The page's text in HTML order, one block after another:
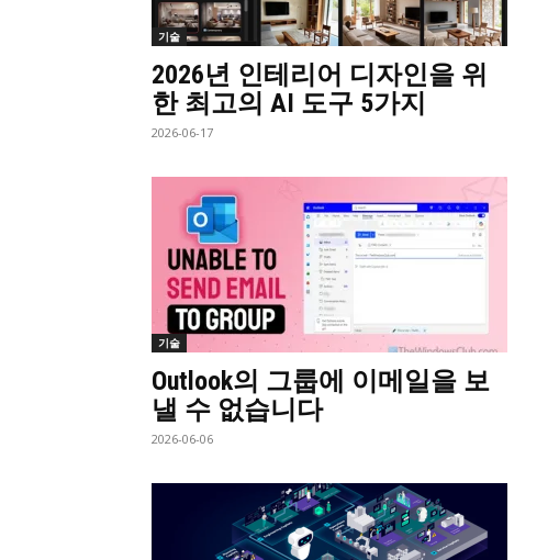
기술
2026년 인테리어 디자인을 위
한 최고의 AI 도구 5가지
2026-06-17
기술
Outlook의 그룹에 이메일을 보
낼 수 없습니다
2026-06-06